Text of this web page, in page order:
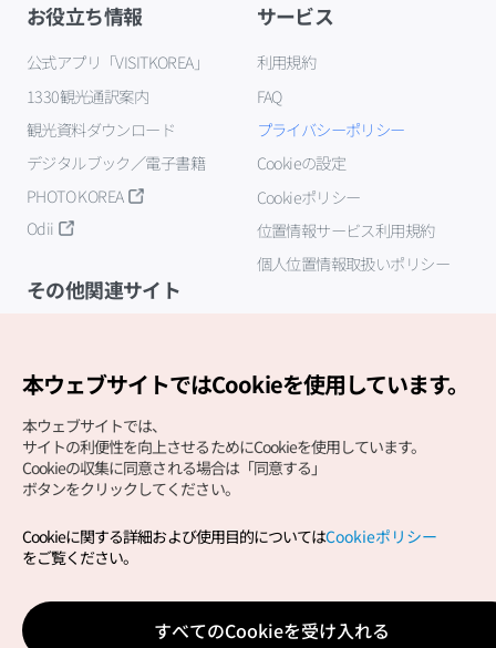
お役立ち情報
公式アプリ「VISITKOREA」
1330観光通訳案内
観光資料ダウンロード
デジタルブック／電子書籍
PHOTO KOREA
Odii
サービス
利用規約
FAQ
プライバシーポリシー
Cookieの設定
Cookieポリシー
位置情報サービス利用規約
個人位置情報取扱いポリシー
その他関連サイト
Copyright (c) Korea Tourism Organization All Rights
サイトエラー報告公式メール
japanese@knto.or.kr
本ウェブサイトではCookieを使用しています。
本ウェブサイトでは、
サイトの利便性を向上させるためにCookieを使用しています。
Cookieの収集に同意される場合は「同意する」
ボタンをクリックしてください。
Cookieに関する詳細および使用目的についてはCookieポリシー
をご覧ください。
すべてのCookieを受け入れる